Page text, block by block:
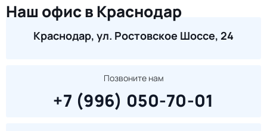
Наш офис в Краснодар
Краснодар, ул. Ростовское Шоссе, 24
Позвоните нам
+7 (996) 050-70-01